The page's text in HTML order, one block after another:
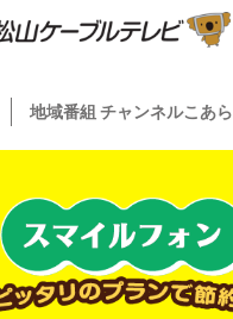
地域番組 チャンネルこあ